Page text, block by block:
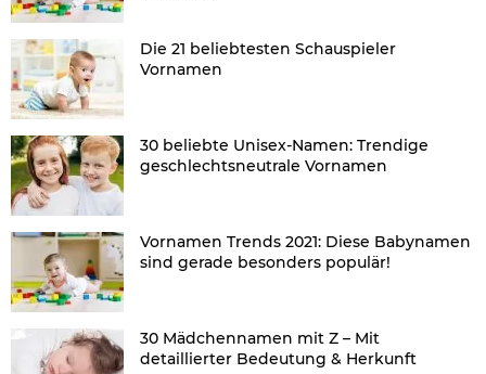
Die 21 beliebtesten Schauspieler
Vornamen
30 beliebte Unisex-Namen: Trendige
geschlechtsneutrale Vornamen
Vornamen Trends 2021: Diese Babynamen
sind gerade besonders populär!
30 Mädchennamen mit Z – Mit
detaillierter Bedeutung & Herkunft